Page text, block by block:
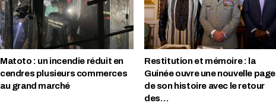
Matoto : un incendie réduit en
cendres plusieurs commerces
au grand marché
Restitution et mémoire : la
Guinée ouvre une nouvelle page
de son histoire avec le retour
des…